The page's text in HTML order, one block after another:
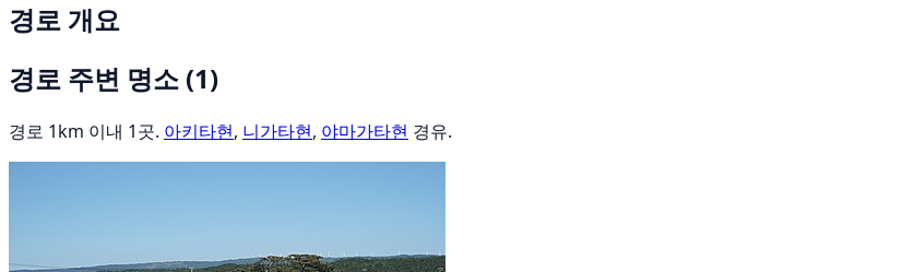
경로 개요
경로 주변 명소 (1)
경로 1km 이내 1곳. 아키타현, 니가타현, 야마가타현 경유.